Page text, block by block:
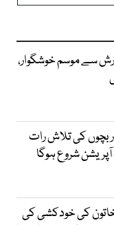
سے موسم خوشگوار،
بچوں کی تلاش رات
شروع ہوگا
خاتون کی خودکشی کی